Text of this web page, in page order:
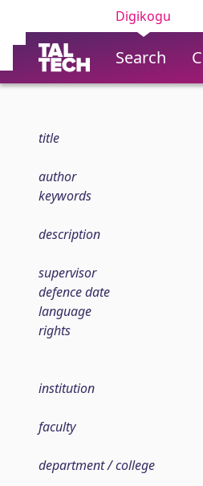
Digikogu
Search
title
author
keywords
description
supervisor
defence date
language
rights
institution
faculty
department / college